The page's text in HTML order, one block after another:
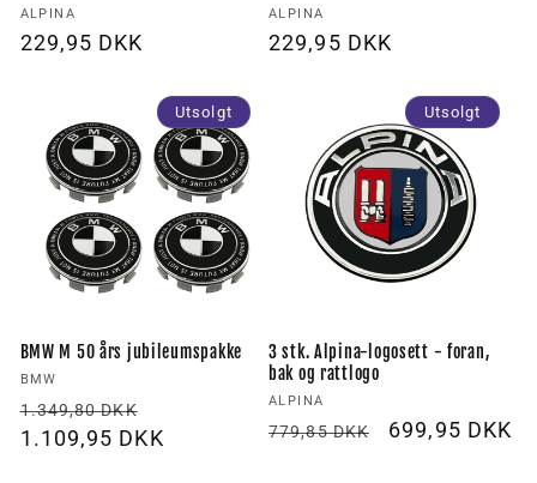
Forhandler:
ALPINA
Vanlig
229,95 DKK
Forhandler:
ALPINA
Vanlig
229,95 DKK
Utsolgt
BMW M 50 års jubileumspakke
Forhandler:
BMW
Vanlig
pris
1.349,80 DKK
Utsalgspris
1.109,95 DKK
Utsolgt
3 stk. Alpina-logosett - foran,
bak og rattlogo
Forhandler:
ALPINA
Vanlig
779,85 DKK Utsalgspris
699,95 DKK